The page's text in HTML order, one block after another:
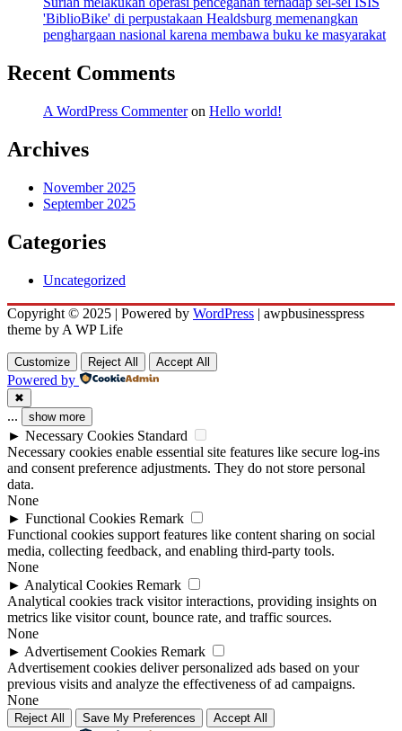
'BiblioBike' di perpustakaan Healdsburg memenangkan
penghargaan nasional karena membawa buku ke masyarakat
Recent Comments
A WordPress Commenteron Hello world!
Archives
November 2025
September 2025
Categories
Uncategorized
Copyright © 2025 | Powered by WordPress | awpbusinesspress
theme by A WP Life
Customize Reject All Accept All
Powered by
✖
... show more
► Necessary Cookies Standard
Necessary cookies enable essential site features like secure log-ins
and consent preference adjustments. They do not store personal
data.
None
► Functional Cookies Remark
Functional cookies support features like content sharing on social
media, collecting feedback, and enabling third-party tools.
None
► Analytical Cookies Remark
Analytical cookies track visitor interactions, providing insights on
metrics like visitor count, bounce rate, and traffic sources.
None
► Advertisement Cookies Remark
Advertisement cookies deliver personalized ads based on your
previous visits and analyze the effectiveness of ad campaigns.
None
Reject All Save My Preferences Accept All